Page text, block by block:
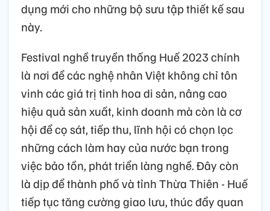
dụng mới cho những bộ sưu tập thiết kế sau
này.
Festival nghề truyền thống Huế 2023 chính
là nơi để các nghệ nhân Việt không chỉ tôn
vinh các giá trị tinh hoa di sản, nâng cao
hiệu quả sản xuất, kinh doanh mà còn là cơ
hội để cọ sát, tiếp thu, lĩnh hội có chọn lọc
những cách làm hay của nước bạn trong
việc bảo tồn, phát triển làng nghề. Đây còn
là dịp để thành phố và tỉnh Thừa Thiên - Huế
tiếp tục tăng cường giao lưu, thúc đẩy quan